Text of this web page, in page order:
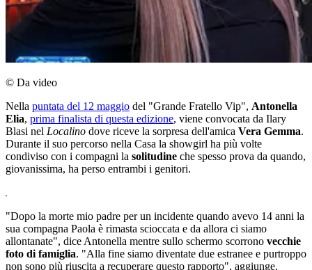
© Da video
Nella puntata del 12 maggio del "Grande Fratello Vip", Antonella
Elia, prima finalista di questa edizione, viene convocata da Ilary
Blasi nel Localino dove riceve la sorpresa dell'amica Vera Gemma.
Durante il suo percorso nella Casa la showgirl ha più volte
condiviso con i compagni la solitudine che spesso prova da quando,
giovanissima, ha perso entrambi i genitori.
"Dopo la morte mio padre per un incidente quando avevo 14 anni la
sua compagna Paola è rimasta scioccata e da allora ci siamo
allontanate", dice Antonella mentre sullo schermo scorrono vecchie
foto di famiglia. "Alla fine siamo diventate due estranee e purtroppo
non sono più riuscita a recuperare questo rapporto", aggiunge.